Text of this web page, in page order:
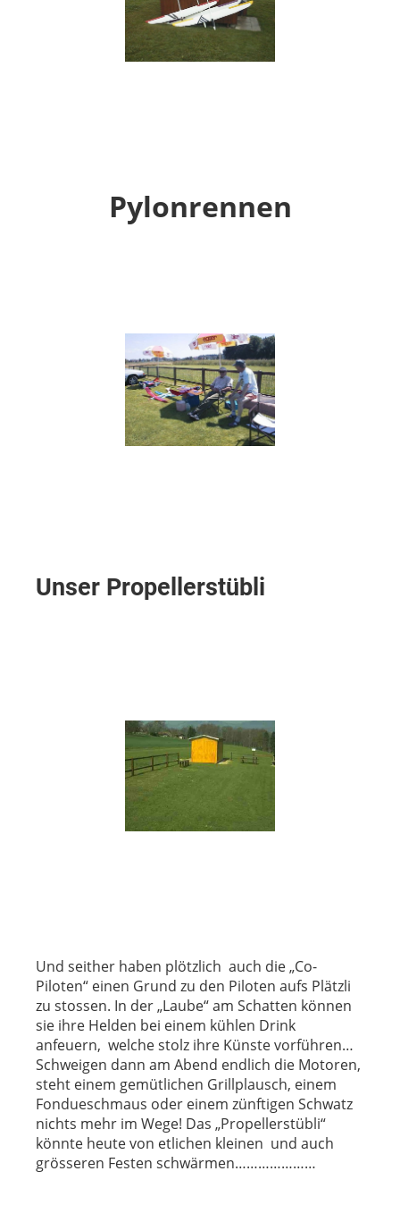
Pylonrennen
Unser Propellerstübli
Und seither haben plötzlich auch die „Co-
Piloten“ einen Grund zu den Piloten aufs Plätzli
zu stossen. In der „Laube“ am Schatten können
sie ihre Helden bei einem kühlen Drink
anfeuern, welche stolz ihre Künste vorführen…
Schweigen dann am Abend endlich die Motoren,
steht einem gemütlichen Grillplausch, einem
Fondueschmaus oder einem zünftigen Schwatz
nichts mehr im Wege! Das „Propellerstübli“
könnte heute von etlichen kleinen und auch
grösseren Festen schwärmen…………………